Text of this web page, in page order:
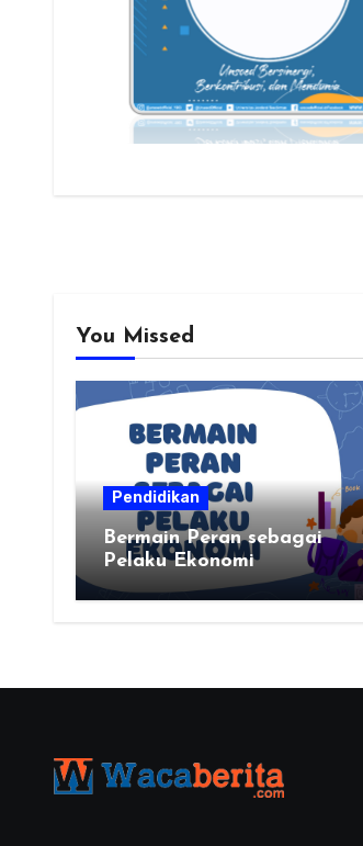
You Missed
Pendidikan
Bermain Peran sebagai
Pelaku Ekonomi